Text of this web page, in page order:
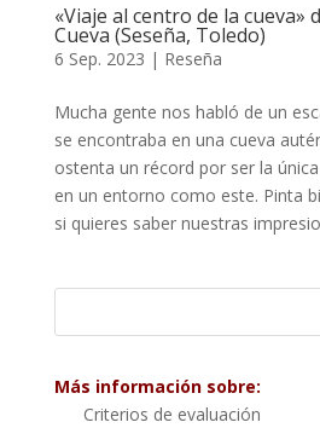
«Viaje al centro de la cueva»
Cueva (Seseña, Toledo)
6 Sep. 2023 | Reseña
Mucha gente nos habló de un
se encontraba en una cueva
ostenta un récord por ser la
en un entorno como este. Pinta
si quieres saber nuestras
Más información sobre:
Criterios de evaluación